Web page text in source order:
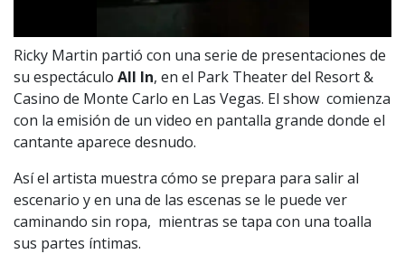
Ricky Martin partió con una serie de presentaciones de
su espectáculo All In, en el Park Theater del Resort &
Casino de Monte Carlo en Las Vegas. El show comienza
con la emisión de un video en pantalla grande donde el
cantante aparece desnudo.
Así el artista muestra cómo se prepara para salir al
escenario y en una de las escenas se le puede ver
caminando sin ropa, mientras se tapa con una toalla
sus partes íntimas.